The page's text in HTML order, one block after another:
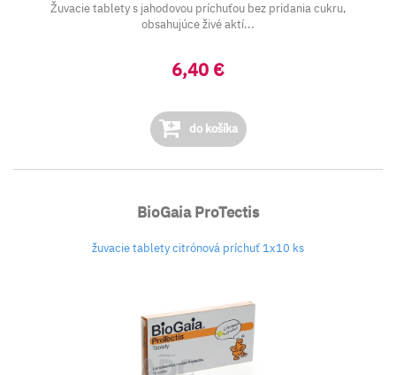
Žuvacie tablety s jahodovou príchuťou bez pridania cukru,
obsahujúce živé aktí...
6,40 €
do košíka
BioGaia ProTectis
žuvacie tablety citrónová príchuť 1x10 ks